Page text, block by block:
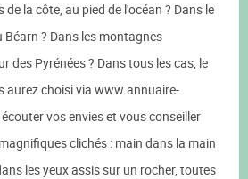
la côte, au pied de l'océan ? Dans le
? Dans les montagnes
des Pyrénées ? Dans tous les cas, le
aurez choisi via www.annuaire-
vos envies et vous conseiller
clichés : main dans la main
les yeux assis sur un rocher, toutes